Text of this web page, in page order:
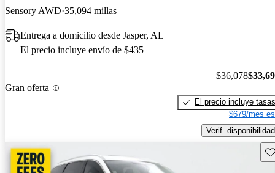
Sensory AWD 35,094 millas
Entrega a domicilio desde Jasper, AL
El precio incluye envío de $435
Gran oferta
$36,078
El precio incluye tasas
$679/mes
Verif. disponibilidad